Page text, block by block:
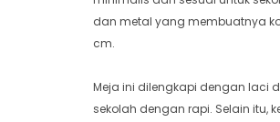
dan metal yang membuatnya
cm.
Meja ini dilengkapi dengan laci
sekolah dengan rapi. Selain itu,